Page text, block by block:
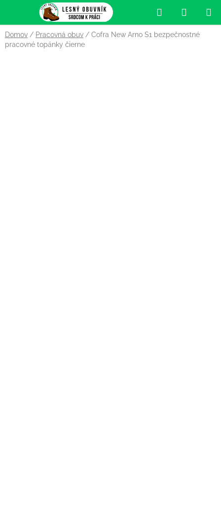
obsah
Hľadať
KOŠÍK
Domov / Pracovná obuv / Cofra New Arno S1 bezpečnostné
pracovné topánky čierne